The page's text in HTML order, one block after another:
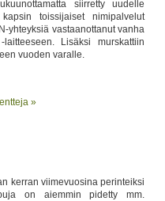
siirretty uudelle
toissijaiset nimipalvelut
yhteyksiä vastaanottanut vanha
Lisäksi murskattiin
vuoden varalle.
»
kerran viimevuosina perinteiksi
on aiemmin pidetty mm.